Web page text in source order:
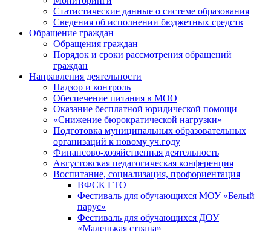
Статистические данные о системе образования
Сведения об исполнении бюджетных средств
Обращение граждан
Обращения граждан
Порядок и сроки рассмотрения обращений
граждан
Направления деятельности
Надзор и контроль
Обеспечение питания в МОО
Оказание бесплатной юридической помощи
«Снижение бюрократической нагрузки»
Подготовка муниципальных образовательных
организаций к новому уч.году
Финансово-хозяйственная деятельность
Августовская педагогическая конференция
Воспитание, социализация, профориентация
ВФСК ГТО
Фестиваль для обучающихся МОУ «Белый
парус»
Фестиваль для обучающихся ДОУ
«Маленькая страна»